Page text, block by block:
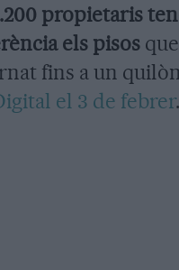
propietaris
els pisos
fins a un
el 3 de febrer.